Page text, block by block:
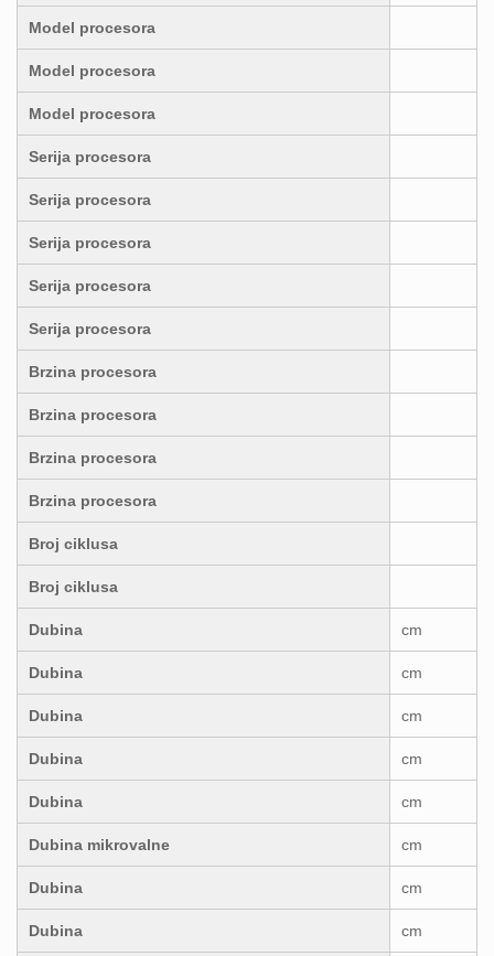
Model procesora
Model procesora
Model procesora
Serija procesora
Serija procesora
Serija procesora
Serija procesora
Serija procesora
Brzina procesora
Brzina procesora
Brzina procesora
Brzina procesora
Broj ciklusa
Broj ciklusa
Dubina cm
Dubina cm
Dubina cm
Dubina cm
Dubina cm
Dubina mikrovalne cm
Dubina cm
Dubina cm